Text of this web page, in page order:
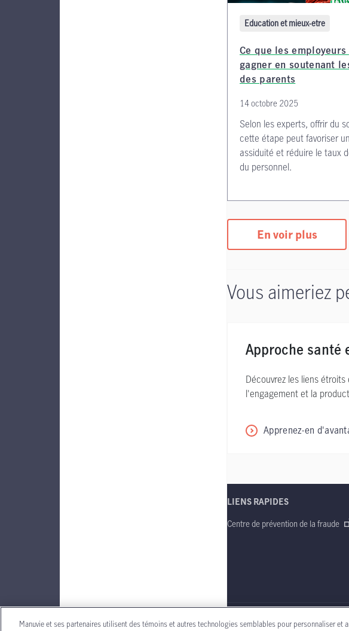
Education et mieux-etre
Ce que les employeurs
gagner en soutenant
des parents
14 octobre 2025
Selon les experts, offrir du
cette étape peut favoriser
assiduité et réduire le taux
du personnel.
En voir plus
Vous aimeriez
Approche santé
Découvrez les liens
l'engagement et la
Apprenez-en
LIENS RAPIDES
Centre de prévention de la fraude
Site web international de Manuvie
Manuvie et ses partenaires utilisent des témoins et autres technologies semblables pour personnaliser et